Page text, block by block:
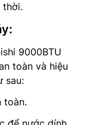
thời.
9000BTU
toàn và hiệu
sau:
toàn.